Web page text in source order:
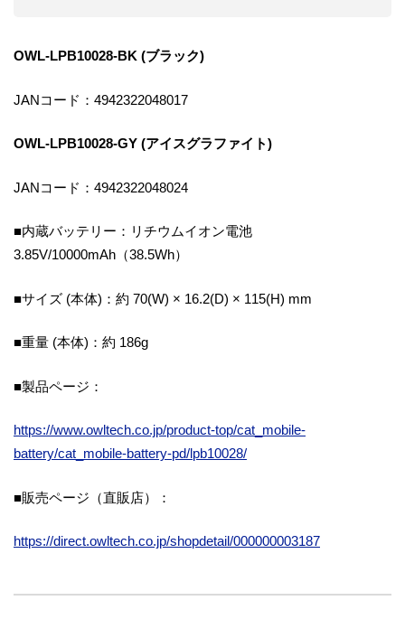
OWL-LPB10028-BK (ブラック)
JANコード：4942322048017
OWL-LPB10028-GY (アイスグラファイト)
JANコード：4942322048024
■内蔵バッテリー：リチウムイオン電池
3.85V/10000mAh（38.5Wh）
■サイズ (本体)：約 70(W) × 16.2(D) × 115(H) mm
■重量 (本体)：約 186g
■製品ページ：
https://www.owltech.co.jp/product-top/cat_mobile-
battery/cat_mobile-battery-pd/lpb10028/
■販売ページ（直販店）：
https://direct.owltech.co.jp/shopdetail/000000003187